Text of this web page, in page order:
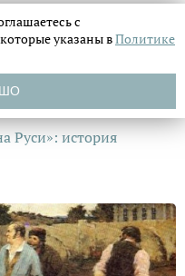
Руси»: история
с
указаны вПолитике